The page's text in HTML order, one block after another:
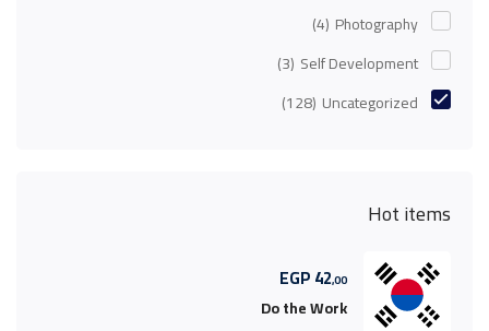
Photography
(4)
Self Development
(3)
Uncategorized
(128)
Hot items
42,00
EGP
Do the Work